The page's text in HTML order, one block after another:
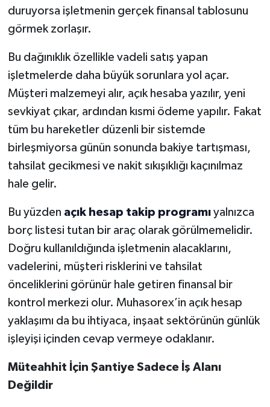
duruyorsa işletmenin gerçek finansal tablosunu
görmek zorlaşır.
Bu dağınıklık özellikle vadeli satış yapan
işletmelerde daha büyük sorunlara yol açar.
Müşteri malzemeyi alır, açık hesaba yazılır, yeni
sevkiyat çıkar, ardından kısmi ödeme yapılır. Fakat
tüm bu hareketler düzenli bir sistemde
birleşmiyorsa günün sonunda bakiye tartışması,
tahsilat gecikmesi ve nakit sıkışıklığı kaçınılmaz
hale gelir.
Bu yüzden açık hesap takip programıyalnızca
borç listesi tutan bir araç olarak görülmemelidir.
Doğru kullanıldığında işletmenin alacaklarını,
vadelerini, müşteri risklerini ve tahsilat
önceliklerini görünür hale getiren finansal bir
kontrol merkezi olur. Muhasorex’in açık hesap
yaklaşımı da bu ihtiyaca, inşaat sektörünün günlük
işleyişi içinden cevap vermeye odaklanır.
Müteahhit İçin Şantiye Sadece İş Alanı
Değildir